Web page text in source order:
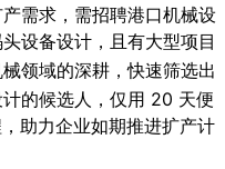
需求，需招聘港口机械设
设备设计，且有大型项目
领域的深耕，快速筛选出
的候选人，仅用 20 天便
助力企业如期推进扩产计